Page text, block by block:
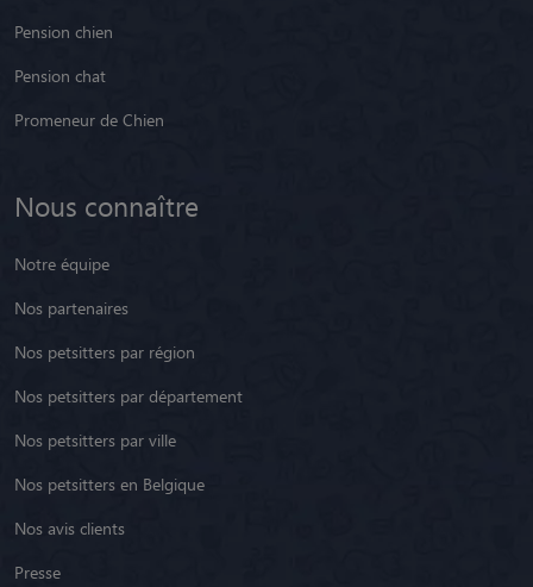
Pension chien
Pension chat
Promeneur de Chien
Nous connaître
Notre équipe
Nos partenaires
Nos petsitters par région
Nos petsitters par département
Nos petsitters par ville
Nos petsitters en Belgique
Nos avis clients
Presse